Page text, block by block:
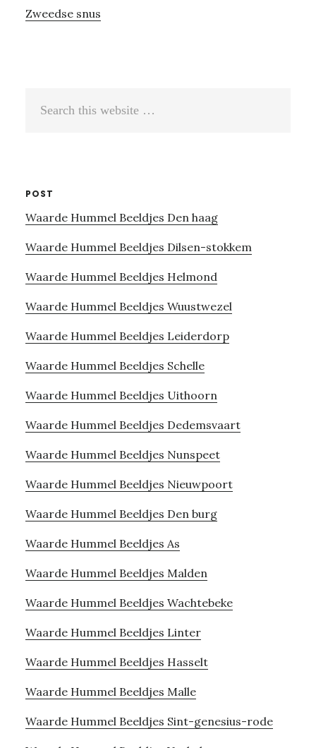
Zweedse snus
POST
Waarde Hummel Beeldjes Den haag
Waarde Hummel Beeldjes Dilsen-stokkem
Waarde Hummel Beeldjes Helmond
Waarde Hummel Beeldjes Wuustwezel
Waarde Hummel Beeldjes Leiderdorp
Waarde Hummel Beeldjes Schelle
Waarde Hummel Beeldjes Uithoorn
Waarde Hummel Beeldjes Dedemsvaart
Waarde Hummel Beeldjes Nunspeet
Waarde Hummel Beeldjes Nieuwpoort
Waarde Hummel Beeldjes Den burg
Waarde Hummel Beeldjes As
Waarde Hummel Beeldjes Malden
Waarde Hummel Beeldjes Wachtebeke
Waarde Hummel Beeldjes Linter
Waarde Hummel Beeldjes Hasselt
Waarde Hummel Beeldjes Malle
Waarde Hummel Beeldjes Sint-genesius-rode